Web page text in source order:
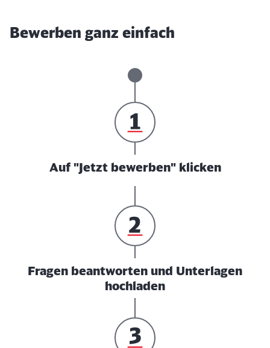
Bewerben ganz einfach
Auf "Jetzt bewerben" klicken
Fragen beantworten und Unterlagen
hochladen